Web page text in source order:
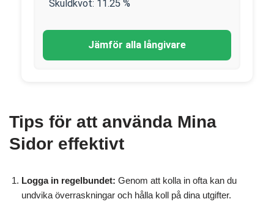
Skuldkvot: 11.25 %
Jämför alla långivare
Tips för att använda Mina
Sidor effektivt
Logga in regelbundet: Genom att kolla in ofta kan du
undvika överraskningar och hålla koll på dina utgifter.